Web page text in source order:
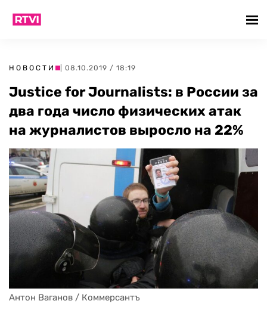
НОВОСТИ | 08.10.2019 / 18:19
Justice for Journalists: в России за
два года число физических атак
на журналистов выросло на 22%
Антон Ваганов / Коммерсантъ